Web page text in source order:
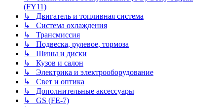
(FY11)
↳ Двигатель и топливная система
↳ Система охлаждения
↳ Трансмиссия
↳ Подвеска, рулевое, тормоза
↳ Шины и диски
↳ Кузов и салон
↳ Электрика и электрооборудование
↳ Свет и оптика
↳ Дополнительные аксессуары
↳ GS (FE-7)